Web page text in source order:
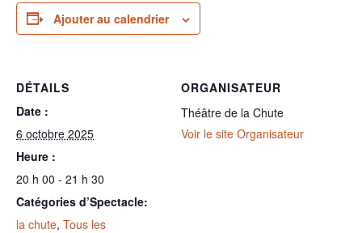
Ajouter au calendrier
DÉTAILS
Date :
6 octobre 2025
Heure :
20 h 00 - 21 h 30
Catégories d’Spectacle:
la chute, Tous les
ORGANISATEUR
Théâtre de la Chute
Voir le site Organisateur